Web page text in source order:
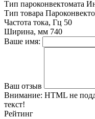
Тип пароконвектомата
Тип товара
Частота тока, Гц 50
Ширина, мм 740
Ваше имя:
Ваш отзыв
Внимание: HTML не
текст!
Рейтинг